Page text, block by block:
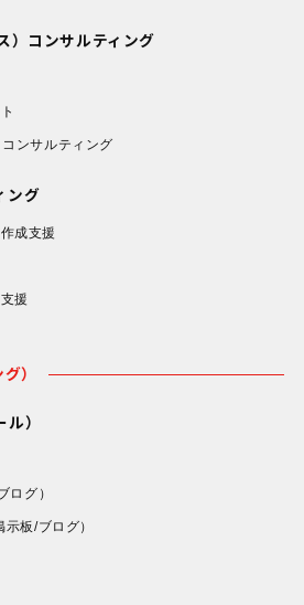
）コンサルティング
ンサルティング
ング
成支援
援
）
）
ログ）
示板/ブログ）